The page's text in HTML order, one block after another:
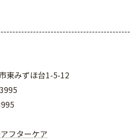
東みずほ台1-5-12
フターケア